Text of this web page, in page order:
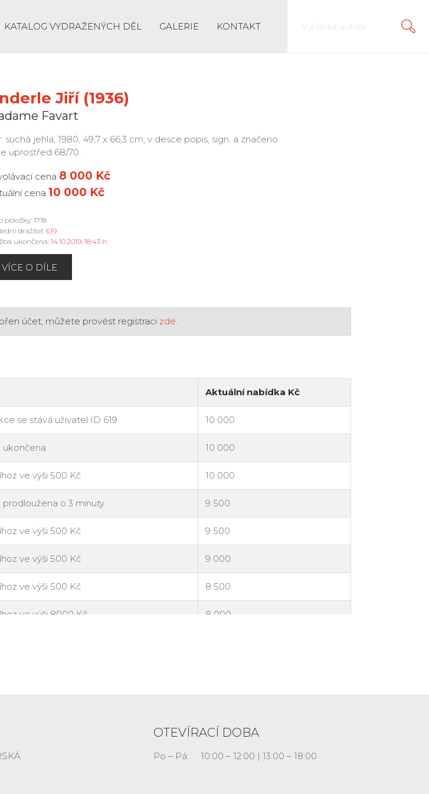
KATALOG VYDRAŽENÝCH DĚL GALERIE KONTAKT
Jiří (1936)
Favart
suchá jehla, 1980, 49,7 x 66,3 cm, v desce popis, sign. a značeno
uprostřed 68/70.
cena 8 000 Kč
cena 10 000 Kč
položky: 1718
dražitel: 619
ukončena: 14.10.2019, 18:43 h
VÍCE O DÍLE
účet, můžete provést registraci zde
OTEVÍRACÍ DOBA
Po – Pá: 10:00 – 12:00 | 13:00 – 18:00